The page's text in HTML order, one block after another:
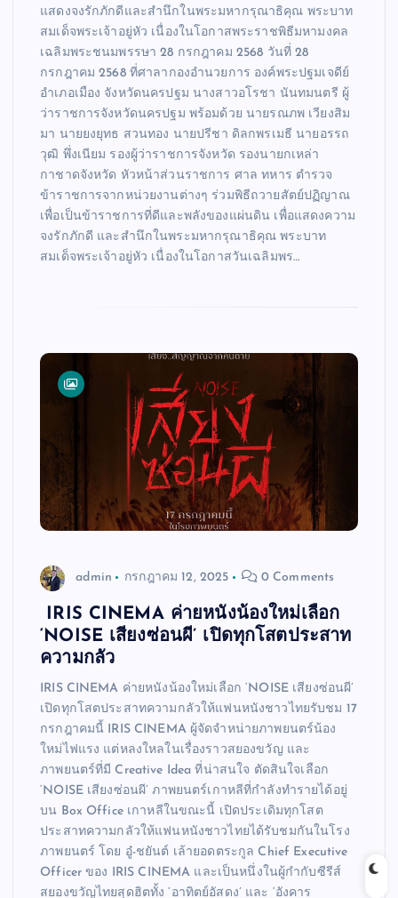
แสดงจงรักภักดีและสำนึกในพระมหากรุณาธิคุณ พระบาท
สมเด็จพระเจ้าอยู่หัว เนื่องในโอกาสพระราชพิธีมหามงคล
เฉลิมพระชนมพรรษา 28 กรกฎาคม 2568 วันที่ 28
กรกฎาคม 2568 ที่ศาลากองอำนวยการ องค์พระปฐมเจดีย์
อำเภอเมือง จังหวัดนครปฐม นางสาวอโรชา นันทมนตรี ผู้
ว่าราชการจังหวัดนครปฐม พร้อมด้วย นายรณภพ เวียงสิม
มา นายยงยุทธ สวนทอง นายปรีชา ดิลกพรเมธี นายอรรถ
วุฒิ พึ่งเนียม รองผู้ว่าราชการจังหวัด รองนายกเหล่า
กาชาดจังหวัด หัวหน้าส่วนราชการ ศาล ทหาร ตำรวจ
ข้าราชการจากหน่วยงานต่างๆ ร่วมพิธีถวายสัตย์ปฏิญาณ
เพื่อเป็นข้าราชการที่ดีและพลังของแผ่นดิน เพื่อแสดงความ
จงรักภักดี และสำนึกในพระมหากรุณาธิคุณ พระบาท
สมเด็จพระเจ้าอยู่หัว เนื่องในโอกาสวันเฉลิมพร…
admin กรกฎาคม 12, 2025 0 Comments
IRIS CINEMA ค่ายหนังน้องใหม่เลือก
‘NOISE เสียงซ่อนผี’ เปิดทุกโสตประสาท
ความกลัว
IRIS CINEMA ค่ายหนังน้องใหม่เลือก ‘NOISE เสียงซ่อนผี’
เปิดทุกโสตประสาทความกลัวให้แฟนหนังชาวไทยรับชม 17
กรกฎาคมนี้ IRIS CINEMA ผู้จัดจำหน่ายภาพยนตร์น้อง
ใหม่ไฟแรง แต่หลงใหลในเรื่องราวสยองขวัญ และ
ภาพยนตร์ที่มี Creative Idea ที่น่าสนใจ ตัดสินใจเลือก
‘NOISE เสียงซ่อนผี’ ภาพยนตร์เกาหลีที่กำลังทำรายได้อยู่
บน Box Office เกาหลีในขณะนี้ เปิดประเดิมทุกโสต
ประสาทความกลัวให้แฟนหนังชาวไทยได้รับชมกันในโรง
ภาพยนตร์ โดย อู๋-ชยันต์ เล้ายอดตระกูล Chief Executive
Officer ของ IRIS CINEMA และเป็นหนึ่งในผู้กำกับซีรีส์
สยองขวัญไทยสุดฮิตทั้ง ‘อาทิตย์อัสดง’ และ ‘อังคาร